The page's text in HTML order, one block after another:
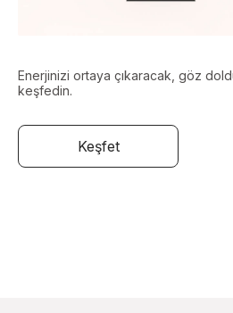
Enerjinizi ortaya çıkaracak, göz
keşfedin.
Keşfet